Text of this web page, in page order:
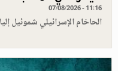
07/08/2026 - 11:16
الحاخام الإسرائيلي شموئيل